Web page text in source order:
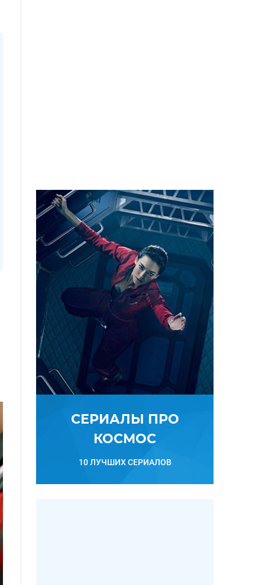
СЕРИАЛЫ ПРО
КОСМОС
10 ЛУЧШИХ СЕРИАЛОВ